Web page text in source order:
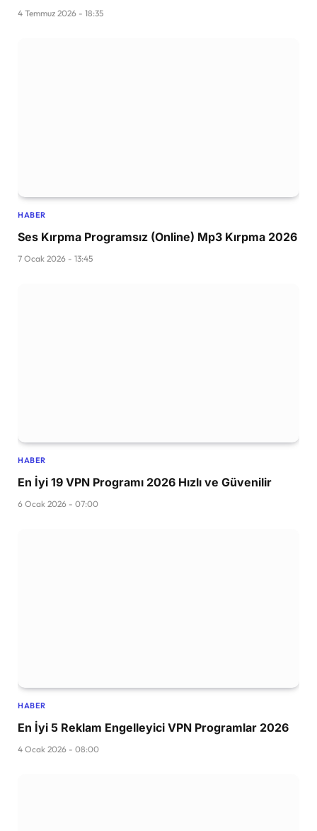
4 Temmuz 2026 - 18:35
HABER
Ses Kırpma Programsız (Online) Mp3 Kırpma 2026
7 Ocak 2026 - 13:45
HABER
En İyi 19 VPN Programı 2026 Hızlı ve Güvenilir
6 Ocak 2026 - 07:00
HABER
En İyi 5 Reklam Engelleyici VPN Programlar 2026
4 Ocak 2026 - 08:00